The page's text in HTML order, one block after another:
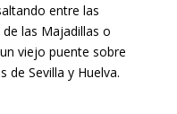
entre las
las Majadillas o
viejo puente sobre
de Sevilla y Huelva.